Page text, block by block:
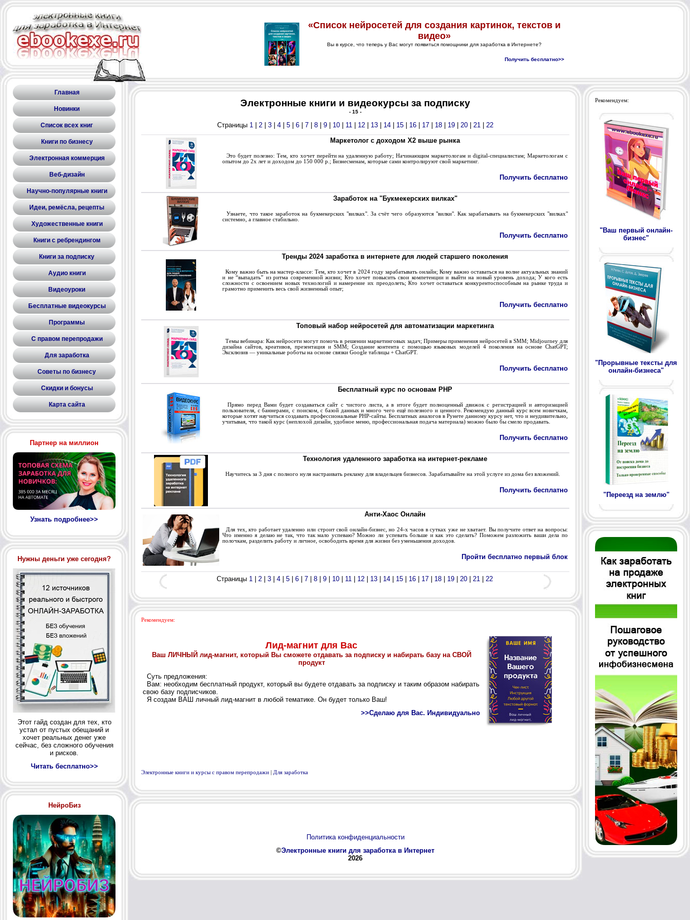
Главная
Новинки
Список всех книг
Книги по бизнесу
Электронная коммерция
Веб-дизайн
Научно-популярные книги
Идеи, ремёсла, рецепты
Художественные книги
Книги с ребрендингом
Книги за подписку
Аудио книги
Видеоуроки
Бесплатные видеокурсы
Программы
С правом перепродажи
Для заработка
Советы по бизнесу
Скидки и бонусы
Карта сайта
Партнер на миллион
Узнать подробнее>>
Нужны деньги уже сегодня?
Этот гайд создан для тех, кто
устал от пустых обещаний и
хочет реальных денег уже
сейчас, без сложного обучения
и рисков.
Читать бесплатно>>
НейроБиз
Электронные книги и видеокурсы за подписку
- 15 -
Страницы 1 | 2 | 3 | 4 | 5 | 6 | 7 | 8 | 9 | 10 | 11 | 12 | 13 | 14 | 15 | 16 | 17 | 18 | 19 | 20 | 21 | 22
Маркетолог с доходом Х2 выше рынка
Это будет полезно: Тем, кто хочет перейти на удаленную работу; Начинающим маркетологам и digital-специалистам; Маркетологам с
опытом до 2х лет и доходом до 150 000 р.; Бизнесменам, которые сами контролируют свой маркетинг.
Получить бесплатно
Заработок на "Букмекерских вилках"
Узнаете, что такое заработок на букмекерских "вилках". За счёт чего образуются "вилки". Как зарабатывать на букмекерских "вилках"
системно, а главное стабильно.
Получить бесплатно
Тренды 2024 заработка в интернете для людей старшего поколения
Кому важно быть на мастер-классе: Тем, кто хочет в 2024 году зарабатывать онлайн; Кому важно оставаться на волне актуальных знаний
и не “выпадать” из ритма современной жизни; Кто хочет повысить свои компетенции и выйти на новый уровень дохода; У кого есть
сложности с освоением новых технологий и намерение их преодолеть; Кто хочет оставаться конкурентоспособным на рынке труда и
грамотно применить весь свой жизненный опыт;
Получить бесплатно
Топовый набор нейросетей для автоматизации маркетинга
Темы вебинара: Как нейросети могут помочь в решении маркетинговых задач; Примеры применения нейросетей в SMM; Midjourney для
дизайна сайтов, креативов, презентация и SMM; Создание контента с помощью языковых моделей 4 поколения на основе ChatGPT;
Эксклюзив — уникальные роботы на основе связки Google таблицы + ChatGPT.
Получить бесплатно
Бесплатный курс по основам PHP
Прямо перед Вами будет создаваться сайт с чистого листа, а в итоге будет полноценный движок с регистрацией и авторизацией
пользователя, с баннерами, с поиском, с базой данных и много чего ещё полезного и ценного. Рекомендую данный курс всем новичкам,
которые хотят научиться создавать профессиональные PHP-сайты. Бесплатных аналогов в Рунете данному курсу нет, что и неудивительно,
учитывая, что такой курс (неплохой дизайн, удобное меню, профессиональная подача материала) можно было бы смело продавать.
Получить бесплатно
Технология удаленного заработка на интернет-рекламе
Научитесь за 3 дня с полного нуля настраивать рекламу для владельцев бизнесов. Зарабатывайте на этой услуге из дома без вложений.
Получить бесплатно
Анти-Хаос Онлайн
Для тех, кто работает удаленно или строит свой онлайн-бизнес, но 24-х часов в сутках уже не хватает. Вы получите ответ на вопросы:
Что именно я делаю не так, что так мало успеваю? Можно ли успевать больше и как это сделать? Поможем разложить ваши дела по
полочкам, разделить работу и личное, освободить время для жизни без уменьшения доходов.
Пройти бесплатно первый блок
Страницы 1 | 2 | 3 | 4 | 5 | 6 | 7 | 8 | 9 | 10 | 11 | 12 | 13 | 14 | 15 | 16 | 17 | 18 | 19 | 20 | 21 | 22
Рекомендуем:
Электронные книги и курсы с правом перепродажи Для заработка
Политика конфиденциальности
©Электронные книги для заработка в Интернет
2026
Рекомендуем:
"Ваш первый онлайн-
бизнес"
"Прорывные тексты для
онлайн-бизнеса"
"Переезд на землю"